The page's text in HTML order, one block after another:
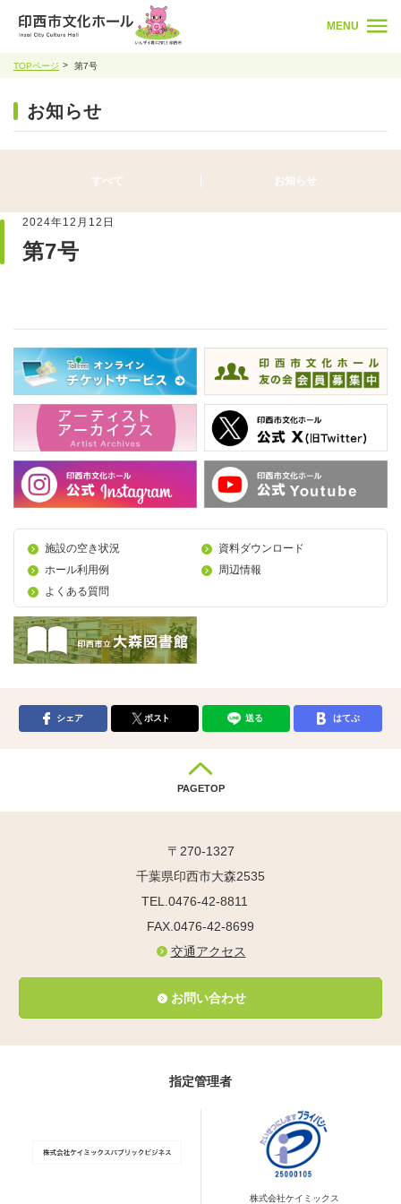
MENU
TOPページ 第7号
お知らせ
すべて お知らせ
2024年12月12日
第7号
施設の空き状況
資料ダウンロード
ホール利用例
周辺情報
よくある質問
シェア ポスト 送る はてぶ
PAGETOP
〒270-1327
千葉県印西市大森2535
TEL.0476-42-8811
FAX.0476-42-8699
交通アクセス
お問い合わせ
指定管理者
株式会社ケイミックス